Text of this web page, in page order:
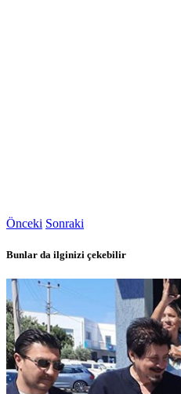
Önceki Sonraki
Bunlar da ilginizi çekebilir